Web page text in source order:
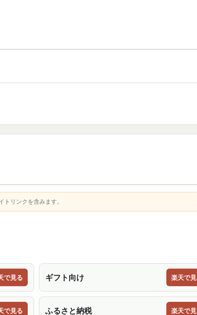
リンクを含みます。
で見る ギフト向け 楽天で
で見る ふるさと納税 楽天で